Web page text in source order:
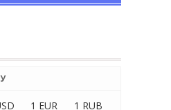
1 EUR 1 RUB